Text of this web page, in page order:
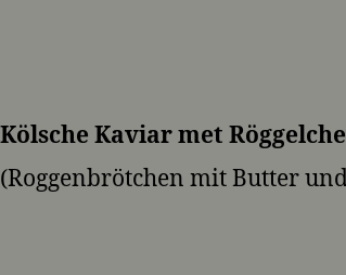
Kölsche Kaviar met Röggelche
(Roggenbrötchen mit Butter